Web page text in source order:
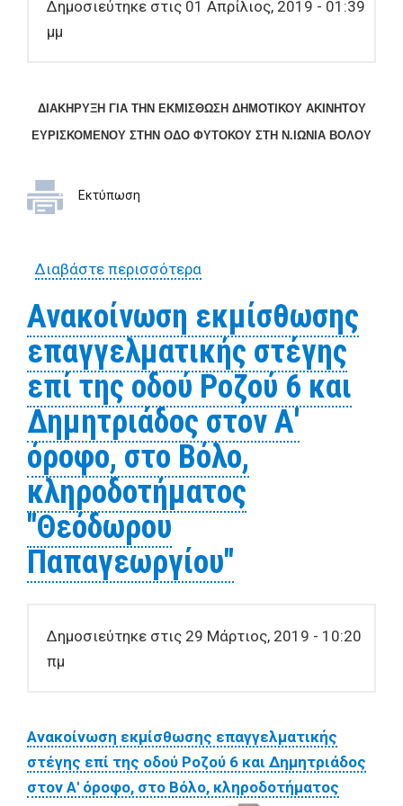
Δημοσιεύτηκε στις 01 Απρίλιος, 2019 - 01:39
μμ
ΔΙΑΚΗΡΥΞΗ ΓΙΑ ΤΗΝ ΕΚΜΙΣΘΩΣΗ ΔΗΜΟΤΙΚΟΥ ΑΚΙΝΗΤΟΥ
ΕΥΡΙΣΚΟΜΕΝΟΥ ΣΤΗΝ ΟΔΟ ΦΥΤΟΚΟΥ ΣΤΗ Ν.ΙΩΝΙΑ ΒΟΛΟΥ
Εκτύπωση
Διαβάστε περισσότεραγια Διακήρυξη για την
Ακινήτου ευρισκομένου στην
οδό Φυτόκου στη Ν.Ιωνία
Βόλου
Ανακοίνωση εκμίσθωσης
επαγγελματικής στέγης
επί της οδού Ροζού 6 και
Δημητριάδος στον Α'
όροφο, στο Βόλο,
κληροδοτήματος
"Θεόδωρου
Παπαγεωργίου"
Δημοσιεύτηκε στις 29 Μάρτιος, 2019 - 10:20
πμ
Ανακοίνωση εκμίσθωσης επαγγελματικής
στέγης επί της οδού Ροζού 6 και Δημητριάδος
στον Α' όροφο, στο Βόλο, κληροδοτήματος